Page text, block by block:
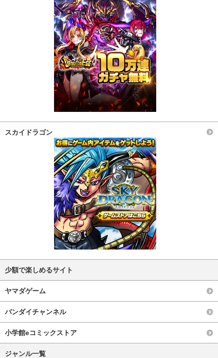
スカイドラゴン
少額で楽しめるサイト
ヤマダゲーム
バンダイチャンネル
小学館eコミックストア
ジャンル一覧